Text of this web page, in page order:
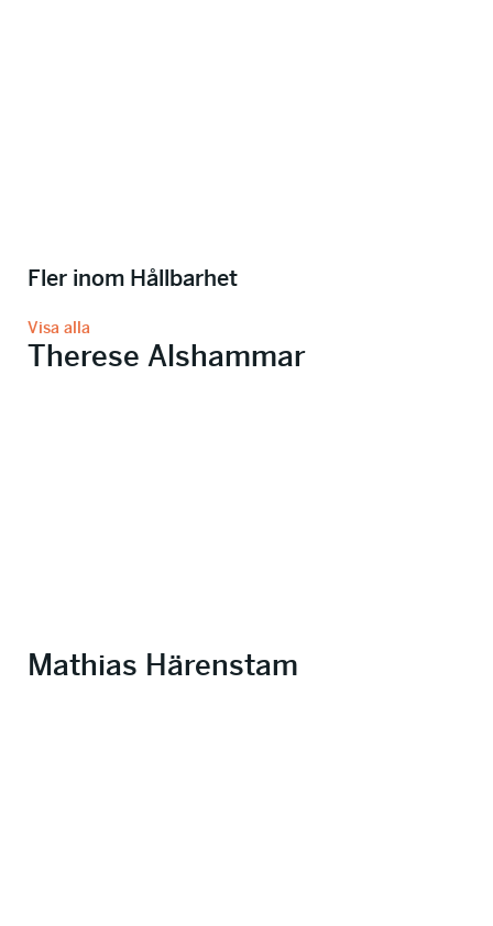
Fler inom Hållbarhet
Visa alla
Therese Alshammar
Mathias Härenstam